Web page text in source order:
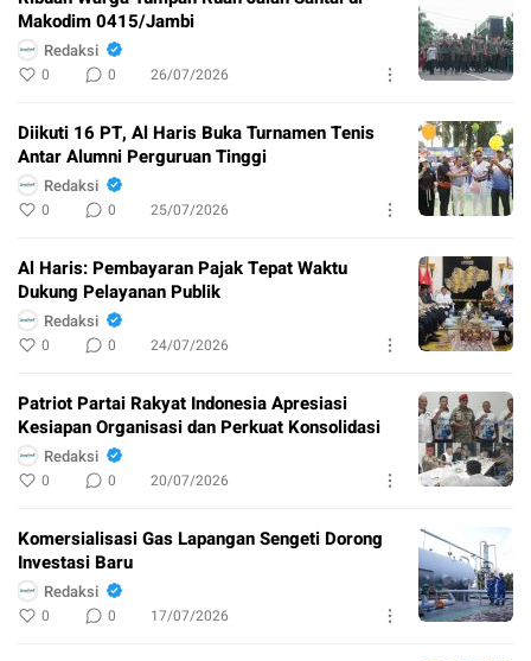
Makodim 0415/Jambi
Redaksi
0 0 26/07/2026
Diikuti 16 PT, Al Haris Buka Turnamen Tenis
Antar Alumni Perguruan Tinggi
Redaksi
0 0 25/07/2026
Al Haris: Pembayaran Pajak Tepat Waktu
Dukung Pelayanan Publik
Redaksi
0 0 24/07/2026
Patriot Partai Rakyat Indonesia Apresiasi
Kesiapan Organisasi dan Perkuat Konsolidasi
Redaksi
0 0 20/07/2026
Komersialisasi Gas Lapangan Sengeti Dorong
Investasi Baru
Redaksi
0 0 17/07/2026